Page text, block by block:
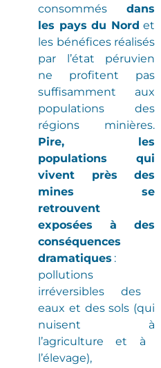
consommés dans
les pays du Nord et
les bénéfices réalisés
par l’état péruvien
ne profitent pas
suffisamment aux
populations des
régions minières.
Pire, les
populations qui
vivent près des
mines se
retrouvent
exposées à des
conséquences
dramatiques :
pollutions
irréversibles des
eaux et des sols (qui
nuisent à
l’agriculture et à
l’élevage),